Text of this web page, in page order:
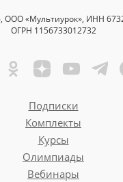
ООО «Мультиурок», ИНН
ОГРН 1156733012732
Подписки
Комплекты
Курсы
Олимпиады
Вебинары